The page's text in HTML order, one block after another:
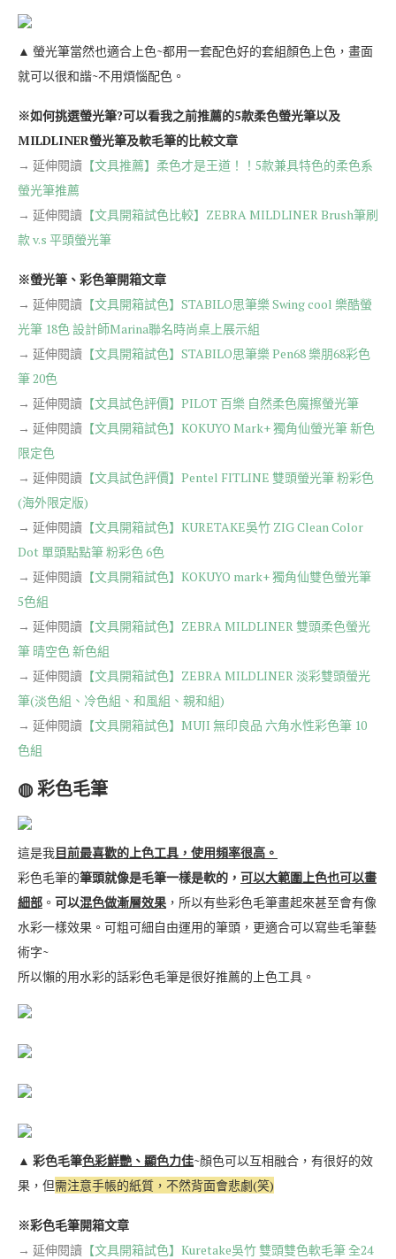
▲ 螢光筆當然也適合上色~都用一套配色好的套組顏色上色，畫面
就可以很和諧~不用煩惱配色。
※如何挑選螢光筆?可以看我之前推薦的5款柔色螢光筆以及
MILDLINER螢光筆及軟毛筆的比較文章
→ 延伸閱讀 【文具推薦】柔色才是王道！！5款兼具特色的柔色系
螢光筆推薦
→ 延伸閱讀 【文具開箱試色比較】ZEBRA MILDLINER Brush筆刷
款 v.s 平頭螢光筆
※螢光筆、彩色筆開箱文章
→ 延伸閱讀 【文具開箱試色】STABILO思筆樂 Swing cool 樂酷螢
光筆 18色 設計師Marina聯名時尚桌上展示組
→ 延伸閱讀 【文具開箱試色】STABILO思筆樂 Pen68 樂朋68彩色
筆 20色
→ 延伸閱讀 【文具試色評價】PILOT 百樂 自然柔色魔擦螢光筆
→ 延伸閱讀 【文具開箱試色】KOKUYO Mark+ 獨角仙螢光筆 新色
限定色
→ 延伸閱讀 【文具試色評價】Pentel FITLINE 雙頭螢光筆 粉彩色
(海外限定版)
→ 延伸閱讀 【文具開箱試色】KURETAKE吳竹 ZIG Clean Color
Dot 單頭點點筆 粉彩色 6色
→ 延伸閱讀 【文具開箱試色】KOKUYO mark+ 獨角仙雙色螢光筆
5色組
→ 延伸閱讀 【文具開箱試色】ZEBRA MILDLINER 雙頭柔色螢光
筆 晴空色 新色組
→ 延伸閱讀 【文具開箱試色】ZEBRA MILDLINER 淡彩雙頭螢光
筆(淡色組、冷色組、和風組、親和組)
→ 延伸閱讀 【文具開箱試色】MUJI 無印良品 六角水性彩色筆 10
色組
◍ 彩色毛筆
這是我目前最喜歡的上色工具，使用頻率很高。
彩色毛筆的筆頭就像是毛筆一樣是軟的， 可以大範圍上色也可以畫
細部 。 可以混色做漸層效果 ，所以有些彩色毛筆畫起來甚至會有像
水彩一樣效果。可粗可細自由運用的筆頭，更適合可以寫些毛筆藝
術字~
所以懶的用水彩的話彩色毛筆是很好推薦的上色工具。
▲ 彩色毛筆色彩鮮艷、顯色力佳~顏色可以互相融合，有很好的效
果，但需注意手帳的紙質，不然背面會悲劇(笑)
※彩色毛筆開箱文章
→ 延伸閱讀 【文具開箱試色】Kuretake吳竹 雙頭雙色軟毛筆 全24